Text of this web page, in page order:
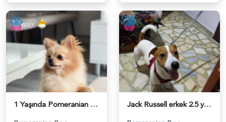
1 Yaşında Pomeranian Boo Köpeğim Eş Arıyor - 118984346 Jack Russell erkek 2.5 yaşında dişi arıyoruz - 118984320